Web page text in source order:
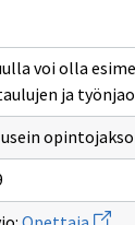
voi olla
ja
Avaa